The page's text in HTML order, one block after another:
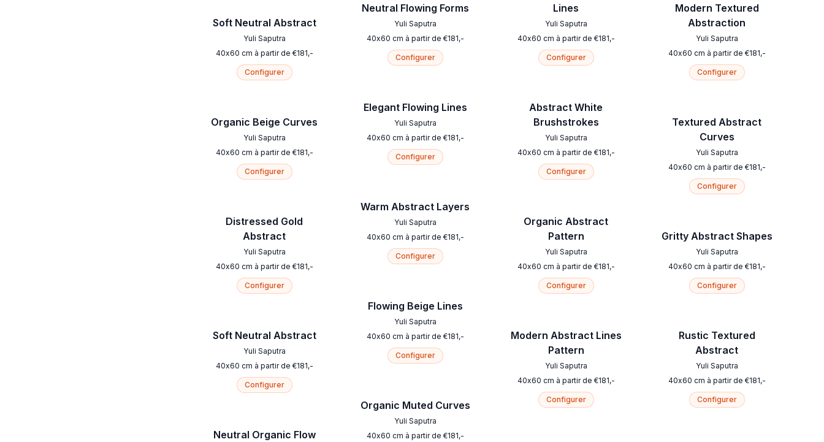
Soft Neutral Abstract
Yuli Saputra
40x60 cm à partir de €181,-
Configurer
Organic Beige Curves
Yuli Saputra
40x60 cm à partir de €181,-
Configurer
Distressed Gold
Abstract
Yuli Saputra
40x60 cm à partir de €181,-
Configurer
Soft Neutral Abstract
Yuli Saputra
40x60 cm à partir de €181,-
Configurer
Neutral Organic Flow
Neutral Flowing Forms
Yuli Saputra
40x60 cm à partir de €181,-
Configurer
Elegant Flowing Lines
Yuli Saputra
40x60 cm à partir de €181,-
Configurer
Warm Abstract Layers
Yuli Saputra
40x60 cm à partir de €181,-
Configurer
Flowing Beige Lines
Yuli Saputra
40x60 cm à partir de €181,-
Configurer
Organic Muted Curves
Yuli Saputra
40x60 cm à partir de €181,-
Lines
Yuli Saputra
40x60 cm à partir de €181,-
Configurer
Abstract White
Brushstrokes
Yuli Saputra
40x60 cm à partir de €181,-
Configurer
Organic Abstract
Pattern
Yuli Saputra
40x60 cm à partir de €181,-
Configurer
Modern Abstract Lines
Pattern
Yuli Saputra
40x60 cm à partir de €181,-
Configurer
Modern Textured
Abstraction
Yuli Saputra
40x60 cm à partir de €181,-
Configurer
Textured Abstract
Curves
Yuli Saputra
40x60 cm à partir de €181,-
Configurer
Gritty Abstract Shapes
Yuli Saputra
40x60 cm à partir de €181,-
Configurer
Rustic Textured
Abstract
Yuli Saputra
40x60 cm à partir de €181,-
Configurer